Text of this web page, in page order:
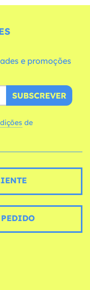
e promoções
SUBSCREVER